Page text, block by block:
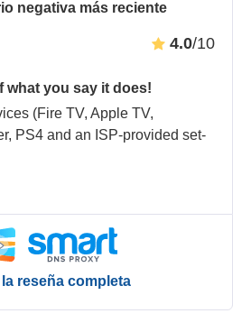
negativa más reciente
4.0/10
what you say it does!
(Fire TV, Apple TV,
PS4 and an ISP-provided set-
la reseña completa